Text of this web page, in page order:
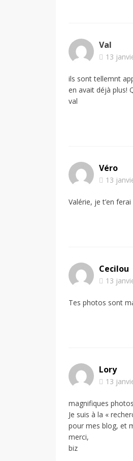
Val
13
ils sont tellemnt
en avait déjà plus!
val
Véro
13
Valérie, je t’en
Cecilou
13
Tes photos sont
Lory
13
magnifiques
Je suis à la «
pour mes blog, et
merci,
biz